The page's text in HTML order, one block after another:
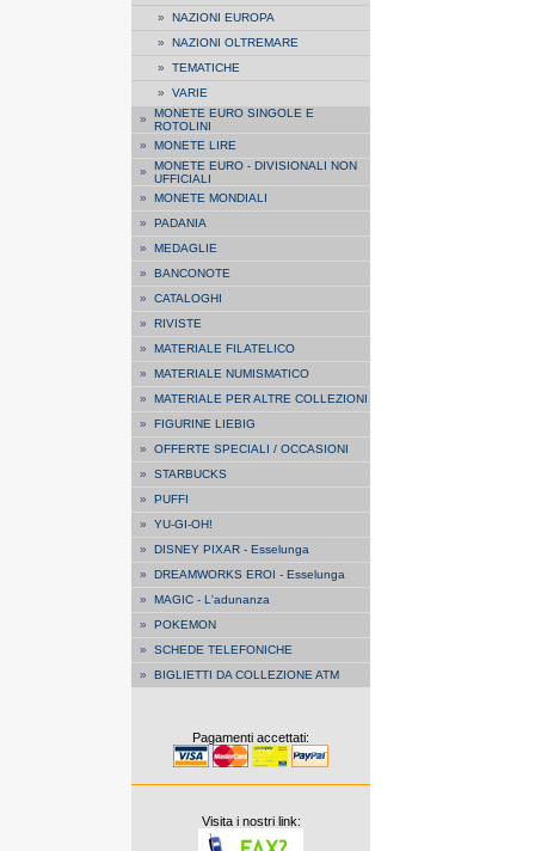
» NAZIONI EUROPA
» NAZIONI OLTREMARE
» TEMATICHE
» VARIE
» MONETE EURO SINGOLE E
ROTOLINI
» MONETE LIRE
» MONETE EURO - DIVISIONALI NON
UFFICIALI
» MONETE MONDIALI
» PADANIA
» MEDAGLIE
» BANCONOTE
» CATALOGHI
» RIVISTE
» MATERIALE FILATELICO
» MATERIALE NUMISMATICO
» MATERIALE PER ALTRE COLLEZIONI
» FIGURINE LIEBIG
» OFFERTE SPECIALI / OCCASIONI
» STARBUCKS
» PUFFI
» YU-GI-OH!
» DISNEY PIXAR - Esselunga
» DREAMWORKS EROI - Esselunga
» MAGIC - L'adunanza
» POKEMON
» SCHEDE TELEFONICHE
» BIGLIETTI DA COLLEZIONE ATM
Pagamenti accettati:
Visita i nostri link: